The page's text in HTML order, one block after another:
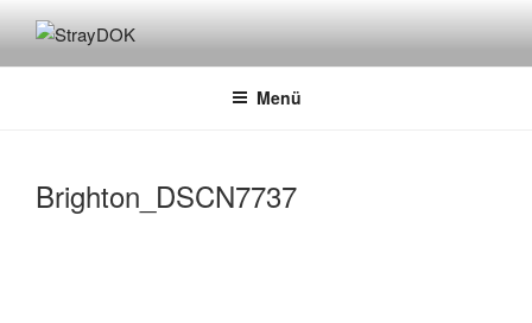
Inhalt
springenSTRAYDOK
Menü
Brighton_DSCN7737